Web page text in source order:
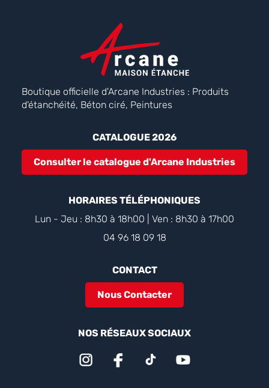
Boutique officielle d'Arcane Industries : Produits
d'étanchéité, Béton ciré, Peintures
CATALOGUE 2026
Consulter le catalogue d'Arcane Industries
HORAIRES TÉLÉPHONIQUES
Lun - Jeu : 8h30 à 18h00 | Ven : 8h30 à 17h00
04 96 18 09 18
CONTACT
Nous Contacter
NOS RÉSEAUX SOCIAUX